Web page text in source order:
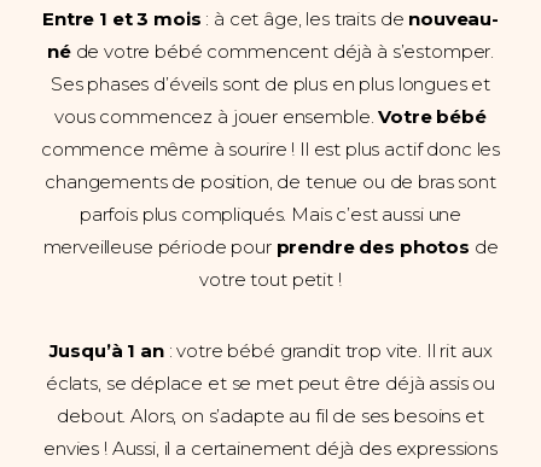
Entre 1 et 3 mois : à cet âge, les traits de nouveau-
né de votre bébé commencent déjà à s’estomper.
Ses phases d’éveils sont de plus en plus longues et
vous commencez à jouer ensemble.Votre bébé
commence même à sourire ! Il est plus actif donc les
changements de position, de tenue ou de bras sont
parfois plus compliqués. Mais c’est aussi une
merveilleuse période pour prendre des photos de
votre tout petit !
Jusqu’à 1 an: votre bébé grandit trop vite. Il rit aux
éclats, se déplace et se met peut être déjà assis ou
debout. Alors, on s’adapte au fil de ses besoins et
envies ! Aussi, il a certainement déjà des expressions